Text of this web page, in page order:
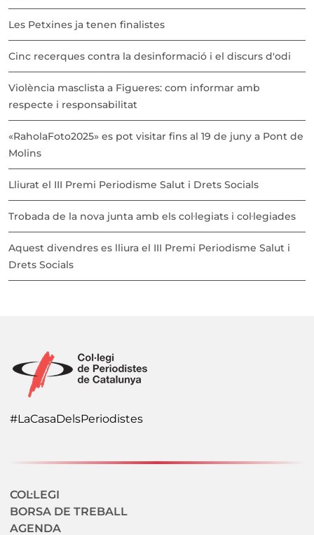
Les Petxines ja tenen finalistes
Cinc recerques contra la desinformació i el discurs d'odi
Violència masclista a Figueres: com informar amb
respecte i responsabilitat
«RaholaFoto2025» es pot visitar fins al 19 de juny a Pont de
Molins
Lliurat el III Premi Periodisme Salut i Drets Socials
Trobada de la nova junta amb els col·legiats i col·legiades
Aquest divendres es lliura el III Premi Periodisme Salut i
Drets Socials
#LaCasaDelsPeriodistes
Navegació secundaria
COL·LEGI
BORSA DE TREBALL
AGENDA